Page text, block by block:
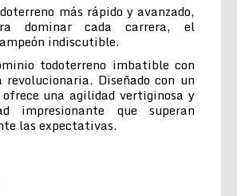
más rápido y avanzado,
dominar cada carrera, el
indiscutible.
todoterreno imbatible con
revolucionaria. Diseñado con un
una agilidad vertiginosa y
impresionante que superan
las expectativas.